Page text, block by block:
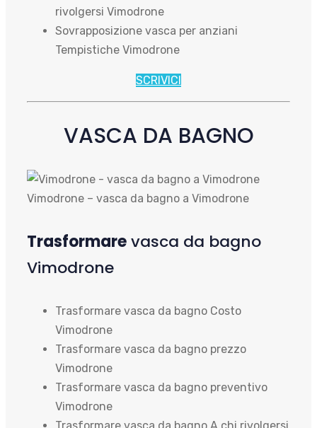
rivolgersi Vimodrone
Sovrapposizione vasca per anziani
Tempistiche Vimodrone
SCRIVICI
VASCA DA BAGNO
Vimodrone – vasca da bagno a Vimodrone
Trasformarevasca da bagno
Vimodrone
Trasformare vasca da bagno Costo
Vimodrone
Trasformare vasca da bagno prezzo
Vimodrone
Trasformare vasca da bagno preventivo
Vimodrone